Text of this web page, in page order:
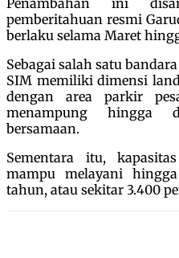
pemberitahuan resmi
berlaku selama Maret
Sebagai salah satu
SIM memiliki dimensi
dengan area parkir
menampung hingga
bersamaan.
Sementara itu,
mampu melayani
tahun, atau sekitar 3.400